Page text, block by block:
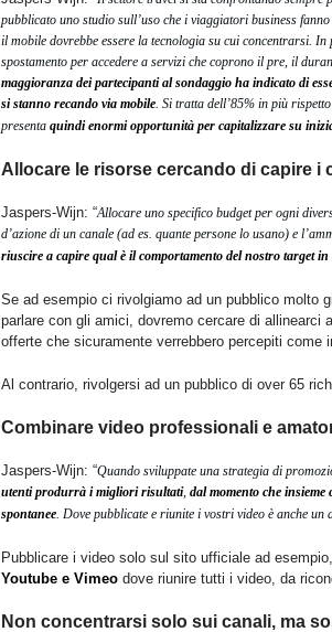
pubblicato uno studio sull’uso che i viaggiatori business
il mobile dovrebbe essere la tecnologia su cui concentrarsi.
spostamento per accedere a servizi che coprono il pre, il
maggioranza dei partecipanti al sondaggio ha indicato di
si stanno recando via mobile. Si tratta dell’85% in più
presenta quindi enormi opportunità per capitalizzare su
Allocare le risorse cercando di capire i
Jaspers-Wijn: “Allocare uno specifico budget per ogni
d’azione di un canale (ad es. quante persone lo usano) e
riuscire a capire qual è il comportamento del nostro target in
Se ad esempio ci rivolgiamo ad un pubblico molto
parlare con gli amici, dovremo cercare di allinearci
offerte che sicuramente verrebbero percepiti come
Al contrario, rivolgersi ad un pubblico di over 65
Combinare video professionali e
Jaspers-Wijn: “Quando sviluppate una strategia di
utenti produrrà i migliori risultati, dal momento che
spontanee. Dove pubblicate e riunite i vostri video è anche
Pubblicare i video solo sul sito ufficiale ad
Youtube e Vimeo dove riunire tutti i video, da
Non concentrarsi solo sui canali, ma